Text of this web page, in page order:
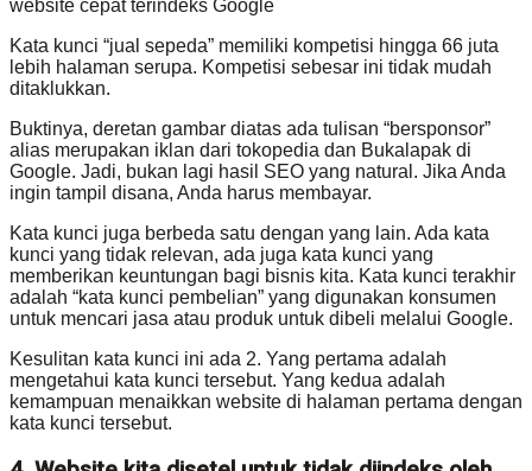
Kata kunci “jual sepeda” memiliki kompetisi hingga 66 juta
lebih halaman serupa. Kompetisi sebesar ini tidak mudah
ditaklukkan.
Buktinya, deretan gambar diatas ada tulisan “bersponsor”
alias merupakan iklan dari tokopedia dan Bukalapak di
Google. Jadi, bukan lagi hasil SEO yang natural. Jika Anda
ingin tampil disana, Anda harus membayar.
Kata kunci juga berbeda satu dengan yang lain. Ada kata
kunci yang tidak relevan, ada juga kata kunci yang
memberikan keuntungan bagi bisnis kita. Kata kunci terakhir
adalah “kata kunci pembelian” yang digunakan konsumen
untuk mencari jasa atau produk untuk dibeli melalui Google.
Kesulitan kata kunci ini ada 2. Yang pertama adalah
mengetahui kata kunci tersebut. Yang kedua adalah
kemampuan menaikkan website di halaman pertama dengan
kata kunci tersebut.